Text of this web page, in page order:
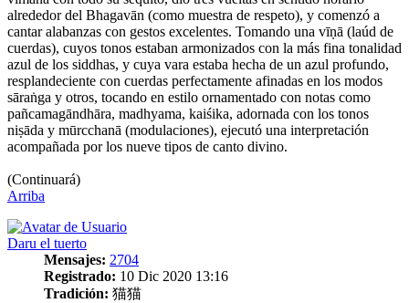
alrededor del Bhagavān (como muestra de respeto), y comenzó a
cantar alabanzas con gestos excelentes. Tomando una vīṇā (laúd de
cuerdas), cuyos tonos estaban armonizados con la más fina tonalidad
azul de los siddhas, y cuya vara estaba hecha de un azul profundo,
resplandeciente con cuerdas perfectamente afinadas en los modos
sāraṅga y otros, tocando en estilo ornamentado con notas como
pañcamagāndhāra, madhyama, kaiśika, adornada con los tonos
niṣāda y mūrcchanā (modulaciones), ejecutó una interpretación
acompañada por los nueve tipos de canto divino.
(Continuará)
Arriba
Daru el tuerto
Mensajes: 2704
Registrado: 10 Dic 2020 13:16
Tradición: 猫猫